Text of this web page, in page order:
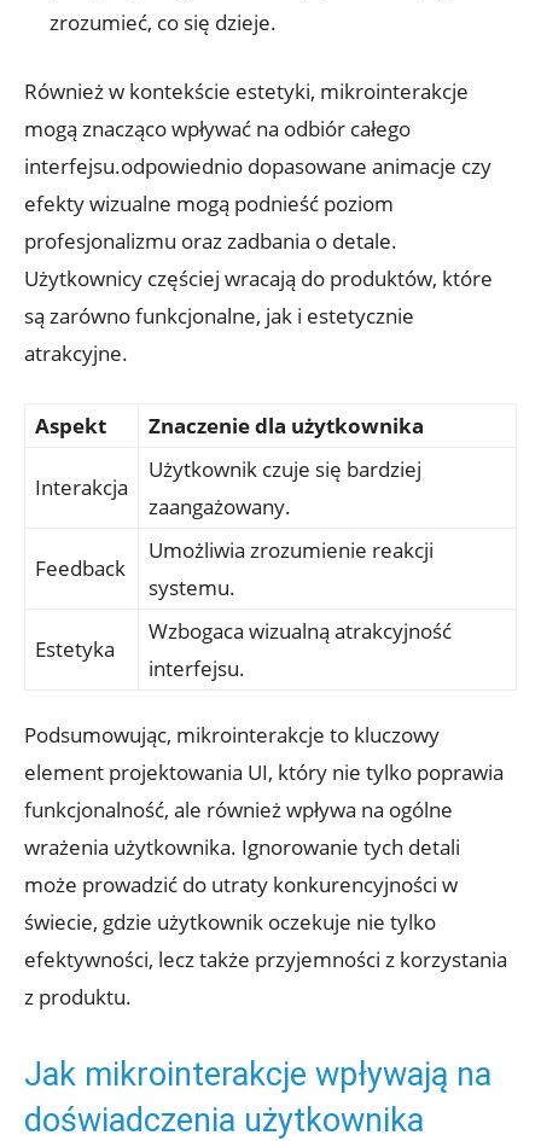
zrozumieć, co się dzieje.
Również w kontekście estetyki, mikrointerakcje
mogą znacząco wpływać na odbiór całego
interfejsu.odpowiednio dopasowane animacje czy
efekty wizualne mogą podnieść poziom
profesjonalizmu oraz zadbania o detale.
Użytkownicy częściej wracają do produktów, które
są zarówno funkcjonalne, jak i estetycznie
atrakcyjne.
Aspekt Znaczenie dla użytkownika
Interakcja
Użytkownik czuje się bardziej
zaangażowany.
Feedback
Umożliwia zrozumienie reakcji
systemu.
Estetyka
Wzbogaca wizualną atrakcyjność
interfejsu.
Podsumowując, mikrointerakcje to kluczowy
element projektowania UI, który nie tylko poprawia
funkcjonalność, ale również wpływa na ogólne
wrażenia użytkownika. Ignorowanie tych detali
może prowadzić do utraty konkurencyjności w
świecie, gdzie użytkownik oczekuje nie tylko
efektywności, lecz także przyjemności z korzystania
z produktu.
Jak mikrointerakcje wpływają na
doświadczenia użytkownika